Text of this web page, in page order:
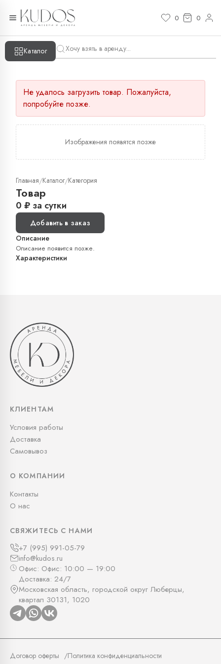
0 0
Каталог
Не удалось загрузить товар. Пожалуйста,
попробуйте позже.
Изображения появятся позже
Главная/Каталог/Категория
Товар
0 ₽ за сутки
Добавить в заказ
Описание
Описание появится позже.
Характеристики
КЛИЕНТАМ
Условия работы
Доставка
Самовывоз
О КОМПАНИИ
Контакты
О нас
СВЯЖИТЕСЬ С НАМИ
+7 (995) 991-05-79
info@kudos.ru
Офис: Офис: 10:00 — 19:00
Доставка: 24/7
Московская область, городской округ Люберцы,
квартал 30131, 1020
Договор оферты Политика конфиденциальности